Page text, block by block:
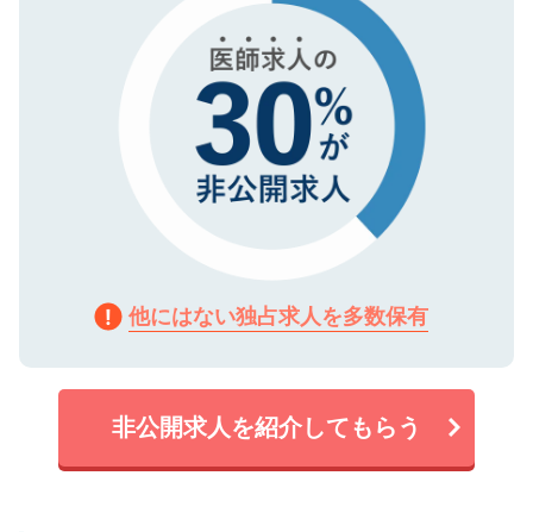
他にはない独占求人を多数保有
非公開求人を紹介してもらう